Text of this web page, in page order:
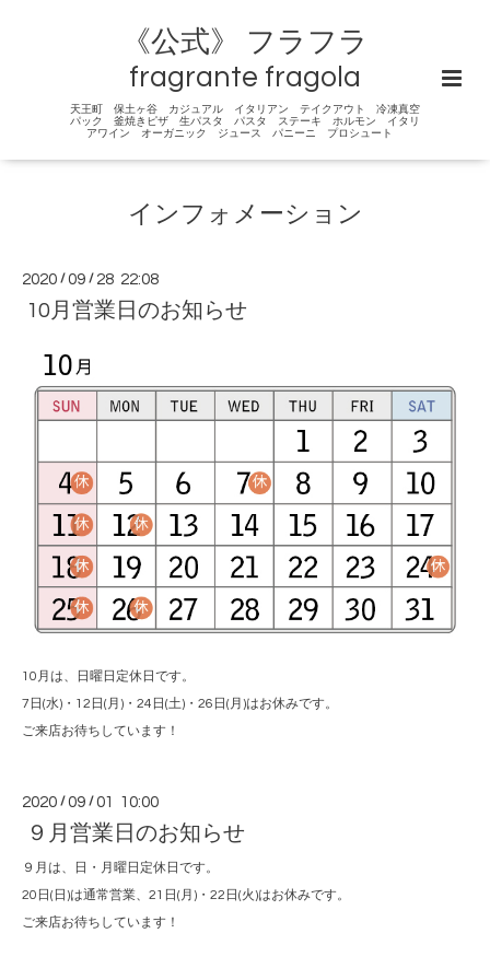
《公式》 フラフラ
fragrante fragola
天王町 保土ヶ谷 カジュアル イタリアン テイクアウト 冷凍真空
パック 釜焼きピザ 生パスタ パスタ ステーキ ホルモン イタリ
アワイン オーガニック ジュース パニーニ プロシュート
インフォメーション
2020 /09 / 28 22:08
10月営業日のお知らせ
10月は、日曜日定休日です。
7日(水)・12日(月)・24日(土)・26日(月)はお休みです。
ご来店お待ちしています！
2020 /09 /01 10:00
９月営業日のお知らせ
９月は、日・月曜日定休日です。
20日(日)は通常営業、21日(月)・22日(火)はお休みです。
ご来店お待ちしています！